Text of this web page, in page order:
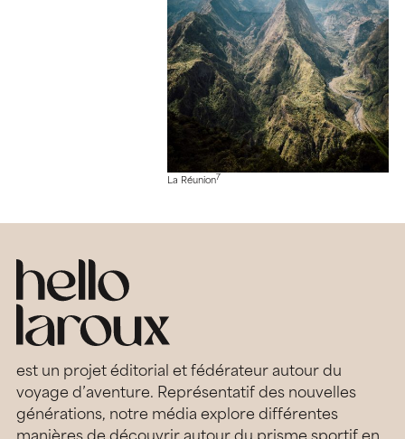
La Réunion7
est un projet éditorial et fédérateur autour du
voyage d’aventure. Représentatif des nouvelles
générations, notre média explore différentes